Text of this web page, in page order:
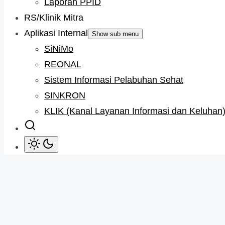
Laporan PPID
RS/Klinik Mitra
Aplikasi Internal
Show sub menu
SiNiMo
REONAL
Sistem Informasi Pelabuhan Sehat
SINKRON
KLIK (Kanal Layanan Informasi dan Keluhan)